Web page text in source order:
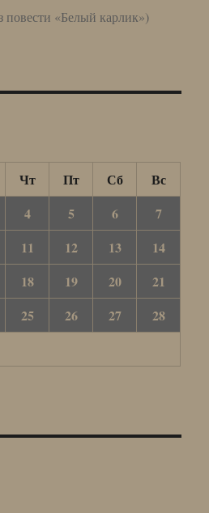
«Белый карлик»)
Чт Пт Сб Вс
4 5 6
7
11 12 13 14
18 19 20
21
25 26 27
28